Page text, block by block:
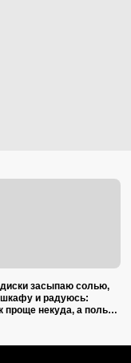
засыпаю солью,
и радуюсь:
проще некуда, а пользы